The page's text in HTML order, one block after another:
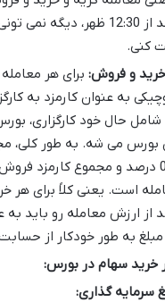
می شه. بعد از 12:30 ظهر، دیگه
کنی.
خرید و فروش: برای هر
به عنوان کارمزد به
شامل حال خود کارگزاری،
بورس می شه. به طور کلی،
است. یعنی کلاً برای هر
درصد از ارزش معامله رو باید
مبلغ به طور خودکار از
خرید سهام در بورس:
سرمایه گذاری: